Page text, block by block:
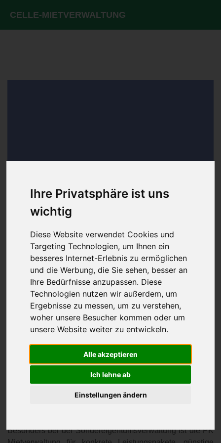
Ihre Privatsphäre ist uns
wichtig
Diese Website verwendet Cookies und
Targeting Technologien, um Ihnen ein
besseres Internet-Erlebnis zu ermöglichen
und die Werbung, die Sie sehen, besser an
Ihre Bedürfnisse anzupassen. Diese
Technologien nutzen wir außerdem, um
Ergebnisse zu messen, um zu verstehen,
woher unsere Besucher kommen oder um
unsere Website weiter zu entwickeln.
Alle akzeptieren
Ich lehne ab
Einstellungen ändern
CELLE
Sondereigentumsverwaltung
BEI DER VERMITTLUNG GEEIGNETER MIETER UND
DER SONDEREIGENTUMSVERWALTUNG IN CELLE
TRITT IHR EXPERTE MIT FUNDIERTEM FACHWISSEN
Das inhabergeführte Unternehmen ist seit vielen Jahren
auf dem regionalen Immobilienmarkt in Celle aktiv und als
erfahrener Mietverwalter bekannt. Dementsprechend
profitieren Sie vor allem bei
Besonders bei der Sondereigentumsverwaltung ist die PK